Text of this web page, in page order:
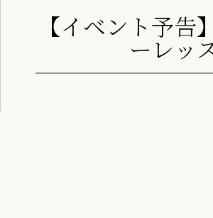
【イベント予
ーレッ